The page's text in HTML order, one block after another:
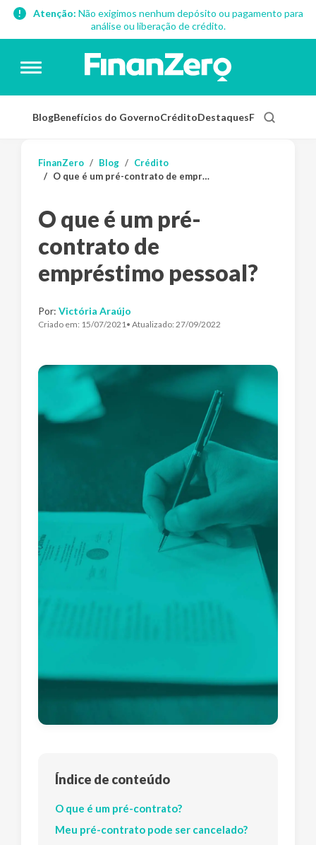
Atenção: Não exigimos nenhum depósito ou pagamento para
análise ou liberação de crédito.
BlogBenefícios do GovernoCréditoDestaquesFinanças
FinanZero Blog
Crédito
O que é um pré-contrato de empréstimo pessoal?
O que é um pré-
contrato de
empréstimo pessoal?
Por: Victória Araújo
Criado em: 15/07/2021• Atualizado: 27/09/2022
Índice de conteúdo
O que é um pré-contrato?
Meu pré-contrato pode ser cancelado?